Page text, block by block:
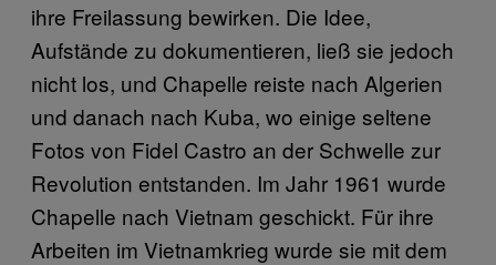
ihre Freilassung bewirken. Die Idee,
Aufstände zu dokumentieren, ließ sie jedoch
nicht los, und Chapelle reiste nach Algerien
und danach nach Kuba, wo einige seltene
Fotos von Fidel Castro an der Schwelle zur
Revolution entstanden. Im Jahr 1961 wurde
Chapelle nach Vietnam geschickt. Für ihre
Arbeiten im Vietnamkrieg wurde sie mit dem